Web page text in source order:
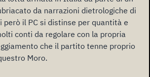
da narrazioni dietrologiche di
però il PC si distinse per quantità e
conti da regolare con la propria
che il partito tenne proprio
Moro.